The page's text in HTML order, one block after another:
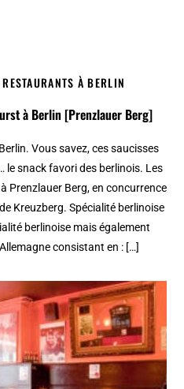
À BERLIN
à Berlin [Prenzlauer Berg]
Vous savez, ces saucisses
le snack favori des berlinois. Les
Prenzlauer Berg, en concurrence
Kreuzberg. Spécialité berlinoise
berlinoise mais également
consistant en : […]